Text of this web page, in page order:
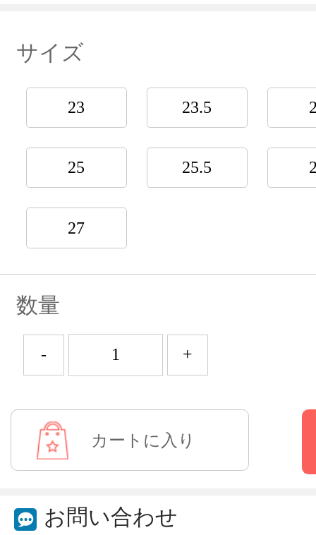
サイズ
23 23.5
25 25.5
27
数量
- +
お問い合わせ